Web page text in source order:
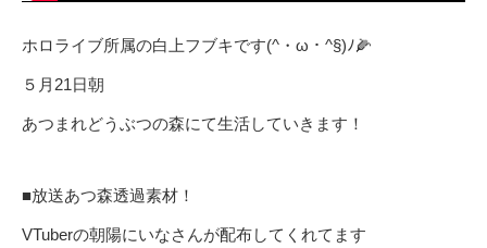
ホロライブ所属の白上フブキです(^・ω・^§)ﾉ🌽
５月21日朝
あつまれどうぶつの森にて生活していきます！
■放送あつ森透過素材！
VTuberの朝陽にいなさんが配布してくれてます